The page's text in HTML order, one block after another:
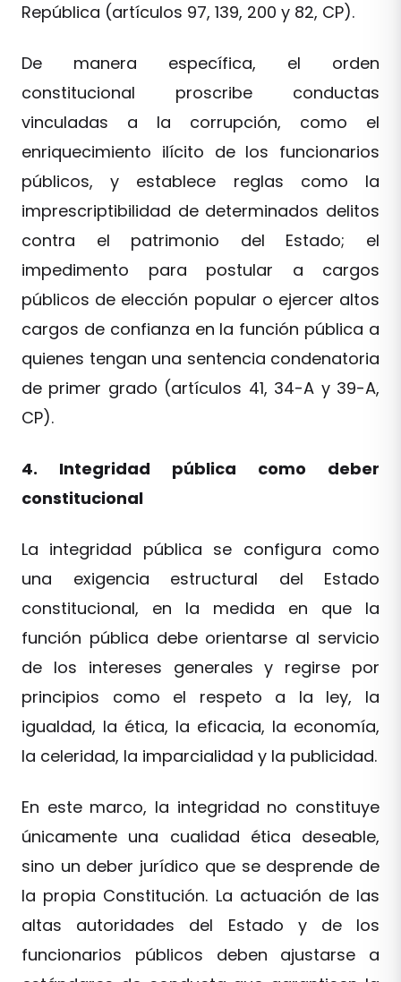
República (artículos 97, 139, 200 y 82, CP).
De manera específica, el orden
constitucional proscribe conductas
vinculadas a la corrupción, como el
enriquecimiento ilícito de los funcionarios
públicos, y establece reglas como la
imprescriptibilidad de determinados delitos
contra el patrimonio del Estado; el
impedimento para postular a cargos
públicos de elección popular o ejercer altos
cargos de confianza en la función pública a
quienes tengan una sentencia condenatoria
de primer grado (artículos 41, 34-A y 39-A,
CP).
4. Integridad pública como deber
constitucional
La integridad pública se configura como
una exigencia estructural del Estado
constitucional, en la medida en que la
función pública debe orientarse al servicio
de los intereses generales y regirse por
principios como el respeto a la ley, la
igualdad, la ética, la eficacia, la economía,
la celeridad, la imparcialidad y la publicidad.
En este marco, la integridad no constituye
únicamente una cualidad ética deseable,
sino un deber jurídico que se desprende de
la propia Constitución. La actuación de las
altas autoridades del Estado y de los
funcionarios públicos deben ajustarse a